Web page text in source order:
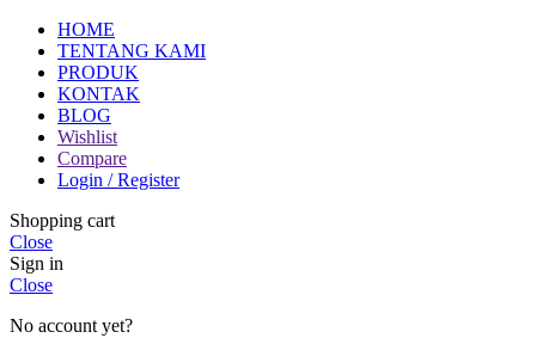
HOME
TENTANG KAMI
PRODUK
KONTAK
BLOG
Wishlist
Compare
Login / Register
Shopping cart
Close
Sign in
Close
No account yet?